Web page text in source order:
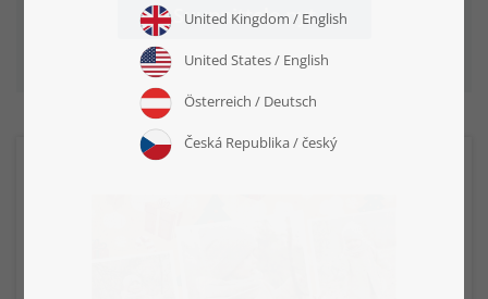
Suunnittele nyt